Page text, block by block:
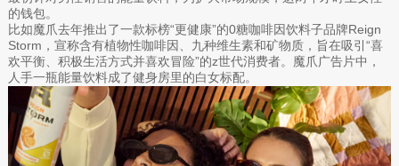
的钱包。
比如魔爪去年推出了一款标榜“更健康”的0糖咖啡因饮料子品牌Reign
Storm，宣称含有植物性咖啡因、九种维生素和矿物质，旨在吸引“喜
欢平衡、积极生活方式并喜欢冒险”的z世代消费者。魔爪广告片中，
人手一瓶能量饮料成了健身房里的白女标配。